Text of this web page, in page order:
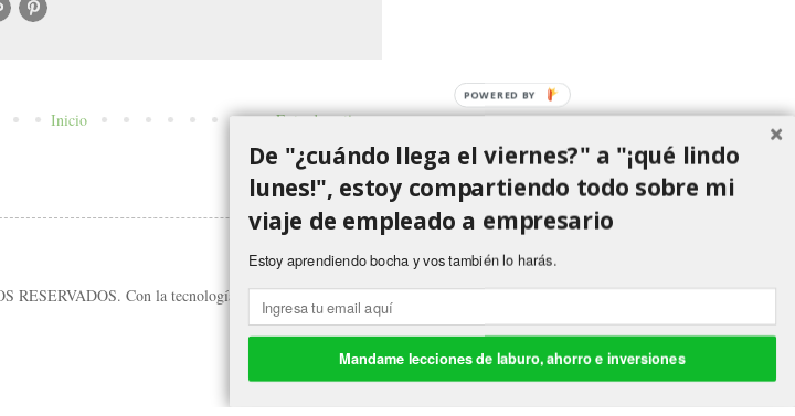
Entrada antigua
Inicio
RESERVADOS. Con la tecnología deBlogger.
De "¿cuándo llega el viernes?" a "¡qué lindo
lunes!", estoy compartiendo todo sobre mi
viaje de empleado a empresario
Estoy aprendiendo bocha y vos también lo harás.
Mandame lecciones de laburo, ahorro e inversiones
POWERED BY